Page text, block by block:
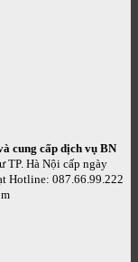
cung cấp dịch vụ BN
TP. Hà Nội cấp ngày
Hotline: 087.66.99.222